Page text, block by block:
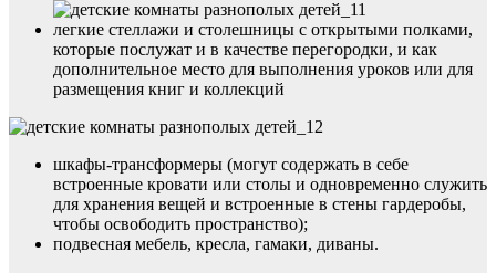
легкие стеллажи и столешницы с открытыми полками,
которые послужат и в качестве перегородки, и как
дополнительное место для выполнения уроков или для
размещения книг и коллекций
шкафы-трансформеры (могут содержать в себе
встроенные кровати или столы и одновременно служить
для хранения вещей и встроенные в стены гардеробы,
чтобы освободить пространство);
подвесная мебель, кресла, гамаки, диваны.